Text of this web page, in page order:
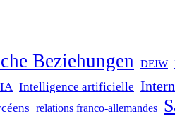
Beziehungen DFJW
IA Intelligence artificielle
relations franco-allemandes